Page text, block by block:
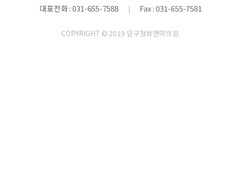
대표전화 : 031-655-7588
| Fax : 031-655-7581
COPYRIGHT © 2019 압구정뷰앤미의원.